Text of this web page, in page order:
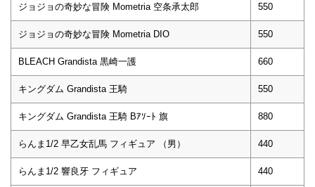
ジョジョの奇妙な冒険 Mometria 空条承太郎 550
ジョジョの奇妙な冒険 Mometria DIO 550
BLEACH Grandista 黒崎一護 660
キングダム Grandista 王騎 550
キングダム Grandista 王騎 Bｱｿｰﾄ 旗 880
らんま1/2 早乙女乱馬 フィギュア （男） 440
らんま1/2 響良牙 フィギュア 440